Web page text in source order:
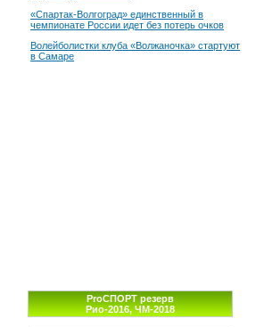
«Спартак-Волгоград» единственный в
чемпионате России идет без потерь очков
Волейболистки клуба «Волжаночка» стартуют
в Самаре
ProСПОРТ резерв
Рио-2016, ЧМ-2018